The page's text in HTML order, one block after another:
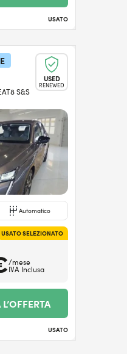
USATO
USED
RENEWED
S&S
Automatico
USATO SELEZIONATO
/mese
IVA Inclusa
USATO